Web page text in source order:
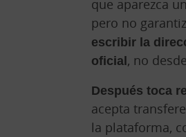
que aparezca
pero no
escribir la
oficial, no
Después toca
acepta
la plataforma,